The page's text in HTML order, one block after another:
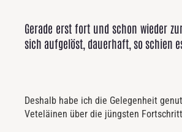
Gerade erst fort und schon wieder
sich aufgelöst, dauerhaft, so schien
Deshalb habe ich die Gelegenheit
Veteläinen über die jüngsten